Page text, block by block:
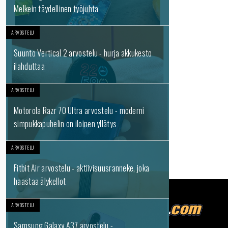
Melkein täydellinen työjuhta
ARVOSTELU
Suunto Vertical 2 arvostelu - hurja akkukesto
ilahduttaa
ARVOSTELU
Motorola Razr 70 Ultra arvostelu - moderni
simpukkapuhelin on iloinen yllätys
ARVOSTELU
Fitbit Air arvostelu - aktiivisuusranneke, joka
haastaa älykellot
ARVOSTELU
Samsung Galaxy A37 arvostelu -